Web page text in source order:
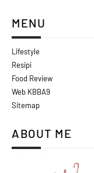
MENU
Lifestyle
Resipi
Food Review
Web KBBA9
Sitemap
ABOUT ME